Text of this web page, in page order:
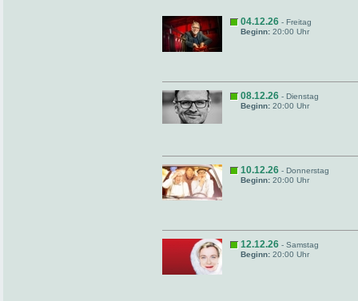
04.12.26 - Freitag
Beginn: 20:00 Uhr
08.12.26 - Dienstag
Beginn: 20:00 Uhr
10.12.26 - Donnerstag
Beginn: 20:00 Uhr
12.12.26 - Samstag
Beginn: 20:00 Uhr